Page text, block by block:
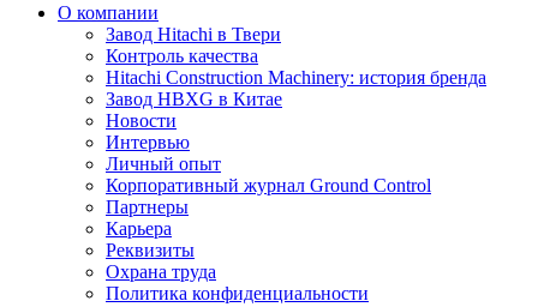
О компании
Завод Hitachi в Твери
Контроль качества
Hitachi Construction Machinery: история бренда
Завод HBXG в Китае
Новости
Интервью
Личный опыт
Корпоративный журнал Ground Control
Партнеры
Карьера
Реквизиты
Охрана труда
Политика конфиденциальности